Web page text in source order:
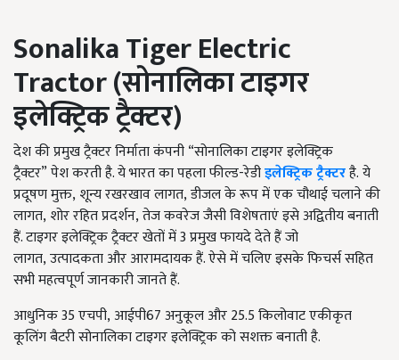
Sonalika Tiger Electric
Tractor (सोनालिका टाइगर
इलेक्ट्रिक ट्रैक्टर)
देश की प्रमुख ट्रैक्टर निर्माता कंपनी“सोनालिका टाइगर इलेक्ट्रिक
ट्रैक्टर”पेश करती है. ये भारत का पहला फील्ड-रेडीइलेक्ट्रिक ट्रैक्टरहै.ये
प्रदूषण मुक्त,शून्य रखरखाव लागत,डीजल के रूप में एक चौथाई चलाने की
लागत,शोर रहित प्रदर्शन,तेज कवरेज जैसी विशेषताएं इसे अद्वितीय बनाती
हैं. टाइगर इलेक्ट्रिक ट्रैक्टर खेतों में 3 प्रमुख फायदे देते हैं जो
लागत,उत्पादकता और आरामदायक हैं. ऐसे में चलिए इसके फिचर्स सहित
सभी महत्वपूर्ण जानकारी जानते हैं.
आधुनिक 35 एचपी,आईपी67 अनुकूल और 25.5 किलोवाट एकीकृत
कूलिंग बैटरी सोनालिका टाइगर इलेक्ट्रिक को सशक्त बनाती है.